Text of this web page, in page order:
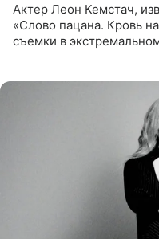
Актер Леон Кемстач,
«Слово пацана. Кровь
съемки в